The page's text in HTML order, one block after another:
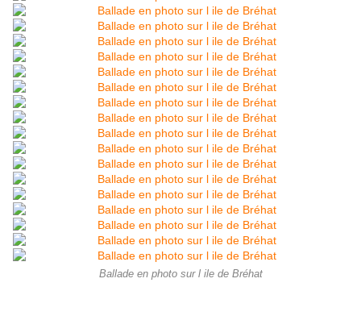
Ballade en photo sur l ile de Bréhat